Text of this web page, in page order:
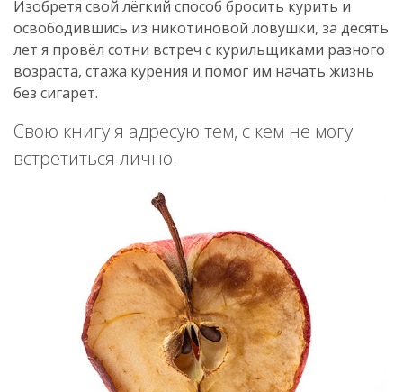
Изобретя свой лёгкий способ бросить курить и
освободившись из никотиновой ловушки, за десять
лет я провёл сотни встреч с курильщиками разного
возраста, стажа курения и помог им начать жизнь
без сигарет.
Свою книгу я адресую тем, с кем не могу
встретиться лично.